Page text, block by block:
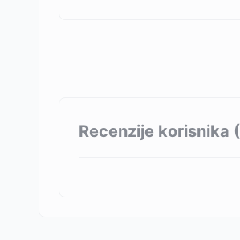
Recenzije korisnika (